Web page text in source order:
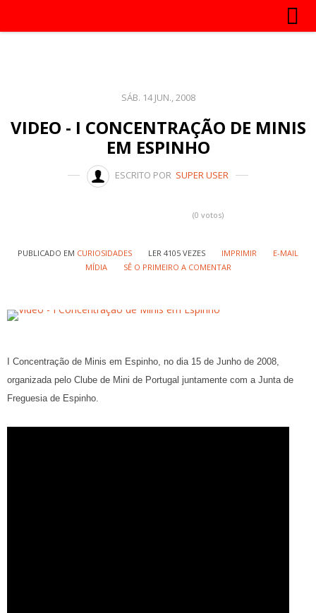
SÁB. 14 JUN., 2008
VIDEO - I CONCENTRAÇÃO DE MINIS
EM ESPINHO
ESCRITO POR SUPER USER
(0 votos)
PUBLICADO EM CURIOSIDADES LER 4105 VEZES IMPRIMIR
E-MAIL
MÍDIA
SÊ O PRIMEIRO A COMENTAR
I Concentração de Minis em Espinho, no dia 15 de Junho de 2008,
organizada pelo Clube de Mini de Portugal juntamente com a Junta de
Freguesia de Espinho.